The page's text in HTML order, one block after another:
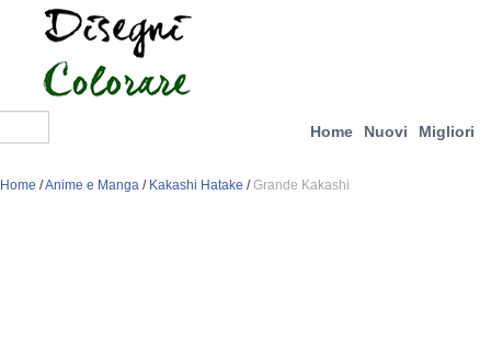
Home Nuovi Migliori
Home /Anime e Manga / Kakashi Hatake /Grande Kakashi